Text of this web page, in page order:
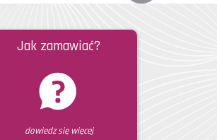
Jak zamawiać?
dowiedz się więcej